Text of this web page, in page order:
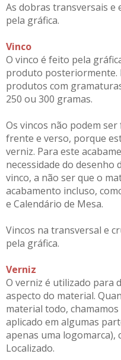
As dobras transversais e
pela gráfica.
Vinco
O vinco é feito pela
produto posteriormente.
produtos com
250 ou 300 gramas.
Os vincos não podem
frente e verso, porque
verniz. Para este
necessidade do desenho
vinco, a não ser que o
acabamento incluso,
e Calendário de Mesa.
Vincos na transversal e
pela gráfica.
Verniz
O verniz é utilizado para
aspecto do material.
material todo,
aplicado em algumas
apenas uma logomarca),
Localizado.